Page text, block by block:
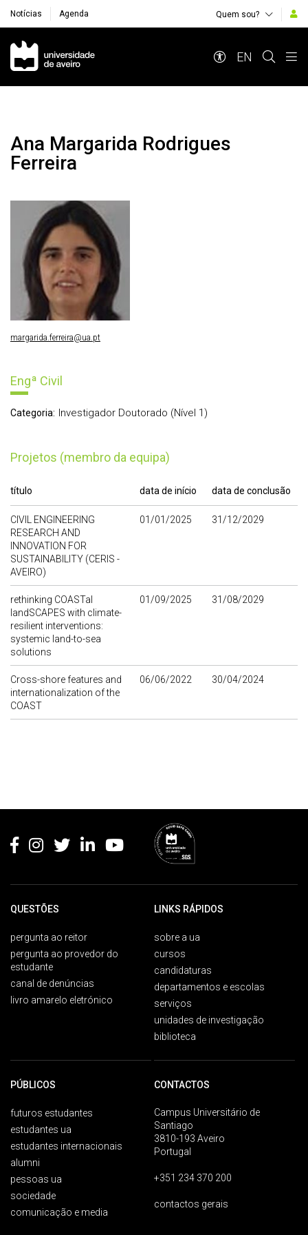
Notícias Agenda Quem sou?
Navegação Principal
EN
Ana Margarida Rodrigues
Ferreira
Engª Civil
Categoria: Investigador Doutorado (Nível 1)
Projetos (membro da equipa)
título data de início data de conclusão
CIVIL ENGINEERING
RESEARCH AND
INNOVATION FOR
SUSTAINABILITY (CERIS -
AVEIRO)
01/01/2025 31/12/2029
rethinking COASTal
landSCAPES with climate-
resilient interventions:
systemic land-to-sea
solutions
01/09/2025 31/08/2029
Cross-shore features and
internationalization of the
COAST
06/06/2022 30/04/2024
margarida.ferreira@ua.pt
QUESTÕES
pergunta ao reitor
pergunta ao provedor do
estudante
canal de denúncias
livro amarelo eletrónico
LINKS RÁPIDOS
sobre a ua
cursos
candidaturas
departamentos e escolas
serviços
unidades de investigação
biblioteca
PÚBLICOS
futuros estudantes
estudantes ua
estudantes internacionais
alumni
pessoas ua
sociedade
comunicação e media
CONTACTOS
Campus Universitário de
Santiago
3810-193 Aveiro
Portugal
+351 234 370 200
contactos gerais